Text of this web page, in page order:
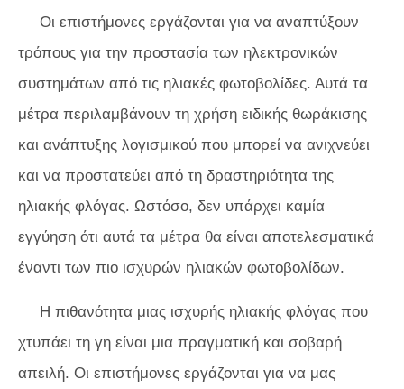
Οι επιστήμονες εργάζονται για να αναπτύξουν
τρόπους για την προστασία των ηλεκτρονικών
συστημάτων από τις ηλιακές φωτοβολίδες. Αυτά τα
μέτρα περιλαμβάνουν τη χρήση ειδικής θωράκισης
και ανάπτυξης λογισμικού που μπορεί να ανιχνεύει
και να προστατεύει από τη δραστηριότητα της
ηλιακής φλόγας. Ωστόσο, δεν υπάρχει καμία
εγγύηση ότι αυτά τα μέτρα θα είναι αποτελεσματικά
έναντι των πιο ισχυρών ηλιακών φωτοβολίδων.
Η πιθανότητα μιας ισχυρής ηλιακής φλόγας που
χτυπάει τη γη είναι μια πραγματική και σοβαρή
απειλή. Οι επιστήμονες εργάζονται για να μας